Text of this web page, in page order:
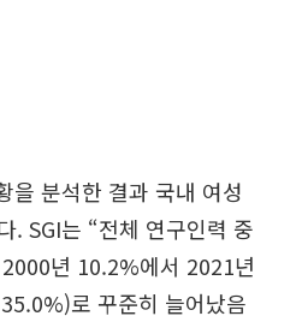
을 분석한 결과 국내 여성
. SGI는 “전체 연구인력 중
년 10.2%에서 2021년
로 꾸준히 늘어났음